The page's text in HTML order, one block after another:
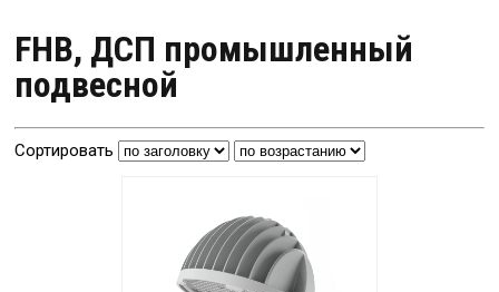
FHB, ДСП промышленный
подвесной
Сортировать